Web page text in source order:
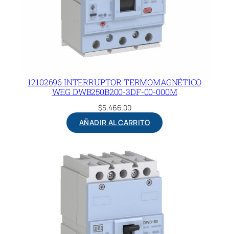
12102696 INTERRUPTOR TERMOMAGNÉTICO
WEG DWB250B200-3DF-00-000M
$5,466.00
AÑADIR AL CARRITO